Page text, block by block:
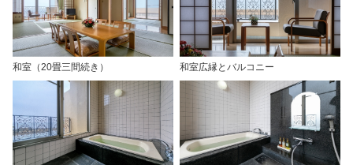
和室（20畳三間続き） 和室広縁とバルコニー